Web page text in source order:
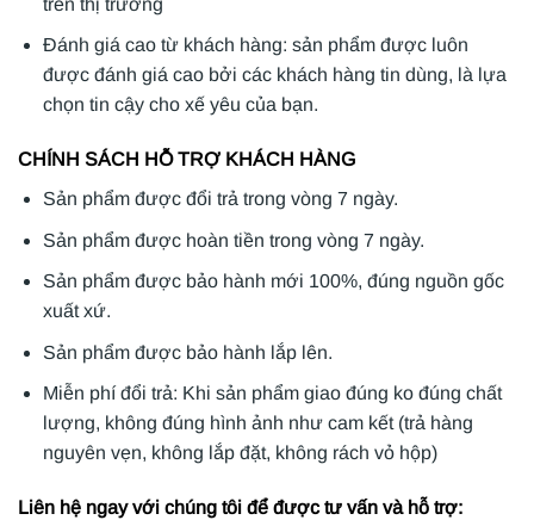
Đánh giá cao từ khách hàng: sản phẩm được luôn
được đánh giá cao bởi các khách hàng tin dùng, là lựa
chọn tin cậy cho xế yêu của bạn.
CHÍNH SÁCH HỖ TRỢ KHÁCH HÀNG
Sản phẩm được đổi trả trong vòng 7 ngày.
Sản phẩm được hoàn tiền trong vòng 7 ngày.
Sản phẩm được bảo hành mới 100%, đúng nguồn gốc
xuất xứ.
Sản phẩm được bảo hành lắp lên.
Miễn phí đổi trả: Khi sản phẩm giao đúng ko đúng chất
lượng, không đúng hình ảnh như cam kết (trả hàng
nguyên vẹn, không lắp đặt, không rách vỏ hộp)
Liên hệ ngay với chúng tôi để được tư vấn và hỗ trợ: